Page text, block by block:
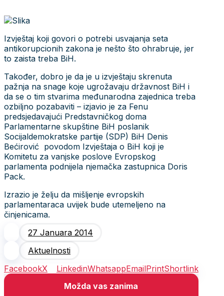
Izvještaj koji govori o potrebi usvajanja seta
antikorupcionih zakona je nešto što ohrabruje, jer
to zaista treba BiH.
Također, dobro je da je u izvještaju skrenuta
pažnja na snage koje ugrožavaju državnost BiH i
da se o tim stvarima međunarodna zajednica treba
ozbiljno pozabaviti – izjavio je za Fenu
predsjedavajući Predstavničkog doma
Parlamentarne skupštine BiH poslanik
Socijaldemokratske partije (SDP) BiH Denis
Bećirović povodom Izvještaja o BiH koji je
Komitetu za vanjske poslove Evropskog
parlamenta podnijela njemačka zastupnica Doris
Pack.
Izrazio je želju da mišljenje evropskih
parlamentaraca uvijek bude utemeljeno na
činjenicama.
27 Januara 2014
Aktuelnosti
FacebookX LinkedinWhatsappEmailPrintShortlink
Možda vas zanima